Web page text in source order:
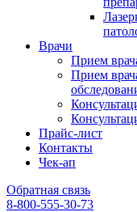
Врачи
Прием
Прием
Прайс-лист
Контакты
Чек-ап
Обратная связь
8-800-555-30-73